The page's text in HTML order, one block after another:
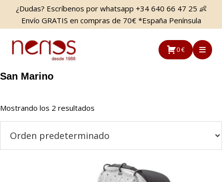
Saltar
contenido
principal
Saltar
la
barra
lateral
¿Dudas? Escríbenos por whatsapp +34 640 66 47 25 👶
Envío GRATIS en compras de 70€ *España Península
0 €
San Marino
Mostrando los 2 resultados